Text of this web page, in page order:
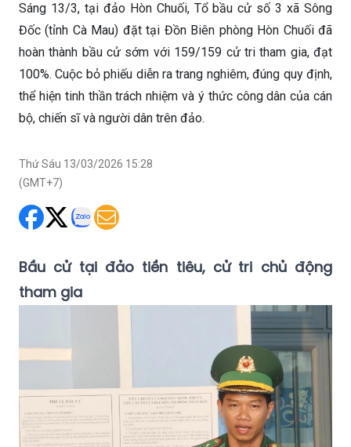
Sáng 13/3, tại đảo Hòn Chuối, Tổ bầu cử số 3 xã Sông
Đốc (tỉnh Cà Mau) đặt tại Đồn Biên phòng Hòn Chuối đã
hoàn thành bầu cử sớm với 159/159 cử tri tham gia, đạt
100%. Cuộc bỏ phiếu diễn ra trang nghiêm, đúng quy định,
thể hiện tinh thần trách nhiệm và ý thức công dân của cán
bộ, chiến sĩ và người dân trên đảo.
Thứ Sáu 13/03/2026 15:28
(GMT+7)
Bầu cử tại đảo tiền tiêu, cử tri chủ động
tham gia